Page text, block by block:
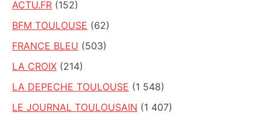
ACTU.FR (152)
BFM TOULOUSE (62)
FRANCE BLEU (503)
LA CROIX (214)
LA DEPECHE TOULOUSE (1 548)
LE JOURNAL TOULOUSAIN (1 407)